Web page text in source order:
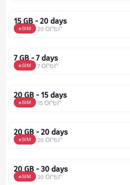
15 GB - 20 days
eSIM 20 ՕՐԵՐ
7 GB - 7 days
eSIM 7 ՕՐԵՐ
20 GB - 15 days
eSIM 15 ՕՐԵՐ
20 GB - 20 days
eSIM 20 ՕՐԵՐ
20 GB - 30 days
eSIM 30 ՕՐԵՐ